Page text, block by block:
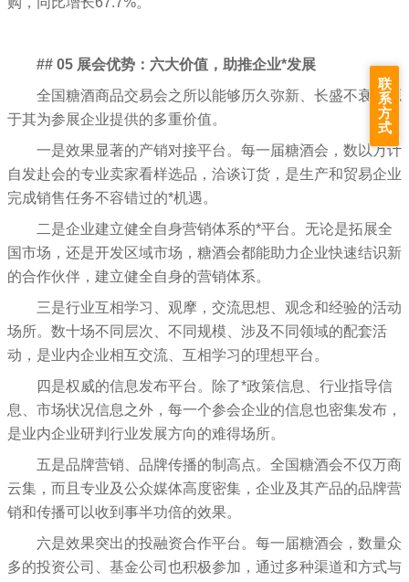
## 05 展会优势：六大价值，助推企业*发展
全国糖酒商品交易会之所以能够历久弥新、长盛不衰，源
于其为参展企业提供的多重价值。
一是效果显著的产销对接平台。每一届糖酒会，数以万计
自发赴会的专业卖家看样选品，洽谈订货，是生产和贸易企业
完成销售任务不容错过的*机遇。
二是企业建立健全自身营销体系的*平台。无论是拓展全
国市场，还是开发区域市场，糖酒会都能助力企业快速结识新
的合作伙伴，建立健全自身的营销体系。
三是行业互相学习、观摩，交流思想、观念和经验的活动
场所。数十场不同层次、不同规模、涉及不同领域的配套活
动，是业内企业相互交流、互相学习的理想平台。
四是权威的信息发布平台。除了*政策信息、行业指导信
息、市场状况信息之外，每一个参会企业的信息也密集发布，
是业内企业研判行业发展方向的难得场所。
五是品牌营销、品牌传播的制高点。全国糖酒会不仅万商
云集，而且专业及公众媒体高度密集，企业及其产品的品牌营
销和传播可以收到事半功倍的效果。
六是效果突出的投融资合作平台。每一届糖酒会，数量众
多的投资公司、基金公司也积极参加，通过多种渠道和方式与
联
系
方
式